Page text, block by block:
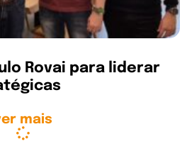
Rovai para liderar
mais